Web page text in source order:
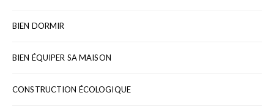
BIEN DORMIR
BIEN ÉQUIPER SA MAISON
CONSTRUCTION ÉCOLOGIQUE